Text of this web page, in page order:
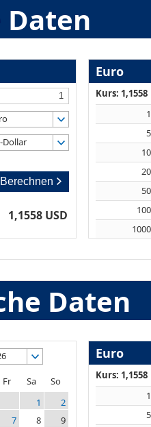
Dollar
Berechnen
1,1558 USD
Euro
Kurs:
Daten
Fr Sa
So
1
2
7 8
9
Euro
Kurs: